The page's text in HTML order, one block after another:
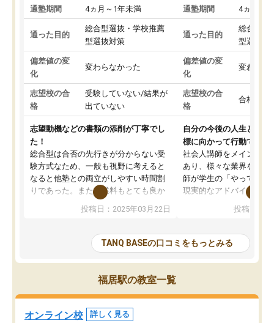
通塾期間 4ヵ月～1年未満
通った目的
総合型選抜・学校推薦
型選抜対策
偏差値の変
化
変わらなかった
志望校の合
格
受験していない/結果が
出ていない
志望動機などの書類の添削が丁寧でし
た！
総合型は合否の先行きが分からない受
験方式なため、一般も視野に考えると
なると他塾との両立がしやすい時間割
りであった。また授業料もとても良か
総合型の多くの塾は大学生が見ること
大学生の目だけでなく、数人の大人に
も目を通して頂ける。そのため多くの
意見を聞くことができ、より良いもの
を推敲することが可能だ。
どの人も優しく、親身に接してくださ
るのでやる気も出て、良かったで
す！！
投稿日：2025年03月22日
通塾期間 4ヵ月～1
通った目的
総合型選
型選抜対
偏差値の変
化
変わらな
志望校の合
格
合格した
自分の今後の人生と真剣
標に向かって行動できる
社会人講師をメインとし
あり、様々な業界を経験
師が学生の「やってみた
現実的なアドバイスを行
分野について学生知識
総合型選抜対策として志
接・小論文などの技術指
ション内容になっていま
を社会人として働いてい
投稿日：
TANQ BASEの口コミをもっとみる
福居駅の教室一覧
オンライン校 詳しく見る